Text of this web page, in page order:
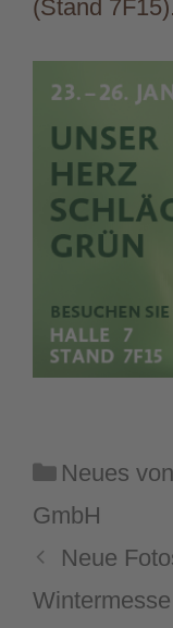
(Stand 7F15).
Kategorien
Neues
GmbH
Neue
Wintermesse